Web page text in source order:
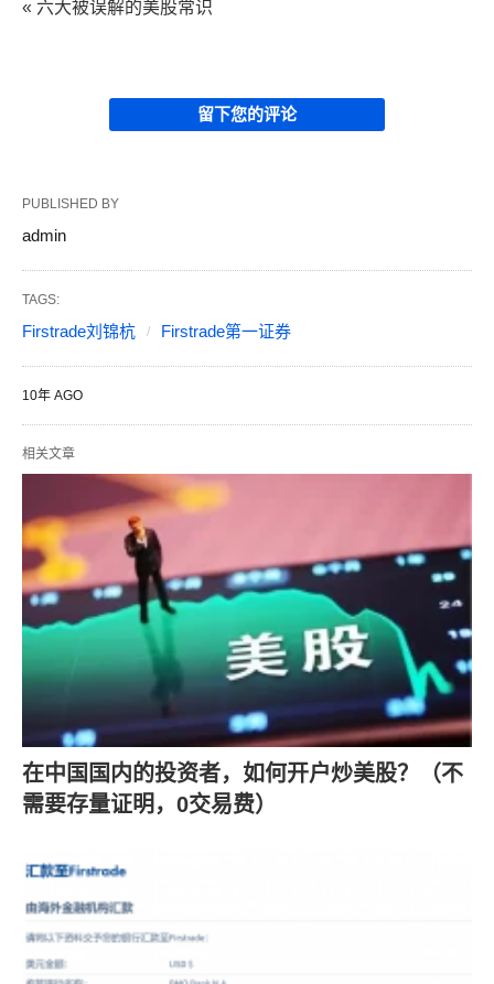
« 六大被误解的美股常识
留下您的评论
PUBLISHED BY
admin
TAGS:
Firstrade刘锦杭 Firstrade第一证券
10年 AGO
相关文章
在中国国内的投资者，如何开户炒美股？（不
需要存量证明，0交易费）